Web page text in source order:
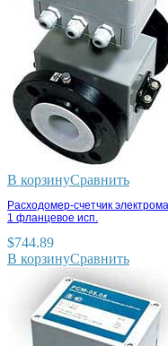
В корзинуСравнить
Расходомер-счетчик
1 фланцевое исп.
$744.89
В корзинуСравнить